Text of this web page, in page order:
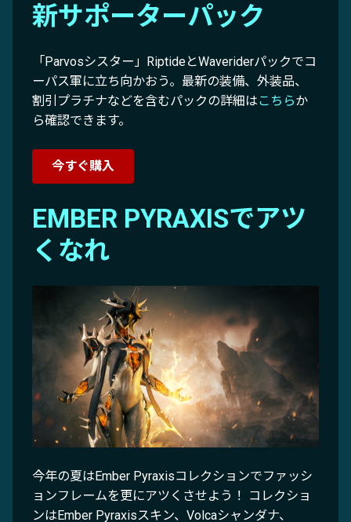
新サポーターパック
「Parvosシスター」RiptideとWaveriderパックでコ
ーパス軍に立ち向かおう。最新の装備、外装品、
割引プラチナなどを含むパックの詳細は こちらか
ら確認できます。
今すぐ購入
EMBER PYRAXISでアツ
くなれ
今年の夏はEmber Pyraxisコレクションでファッシ
ョンフレームを更にアツくさせよう！ コレクショ
ンはEmber Pyraxisスキン、Volcaシャンダナ、